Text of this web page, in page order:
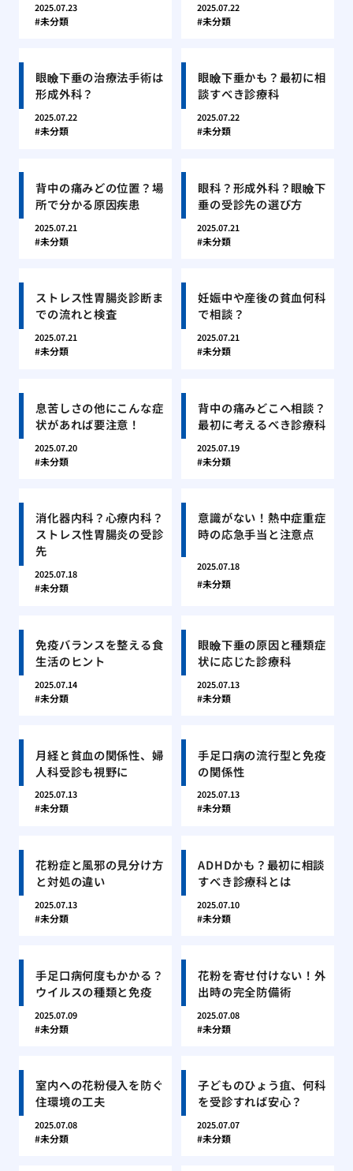
2025.07.23
未分類
2025.07.22
未分類
眼瞼下垂の治療法手術は
形成外科？
2025.07.22
未分類
眼瞼下垂かも？最初に相
談すべき診療科
2025.07.22
未分類
背中の痛みどの位置？場
所で分かる原因疾患
2025.07.21
未分類
眼科？形成外科？眼瞼下
垂の受診先の選び方
2025.07.21
未分類
ストレス性胃腸炎診断ま
での流れと検査
2025.07.21
未分類
妊娠中や産後の貧血何科
で相談？
2025.07.21
未分類
息苦しさの他にこんな症
状があれば要注意！
2025.07.20
未分類
背中の痛みどこへ相談？
最初に考えるべき診療科
2025.07.19
未分類
消化器内科？心療内科？
ストレス性胃腸炎の受診
先
2025.07.18
未分類
意識がない！熱中症重症
時の応急手当と注意点
2025.07.18
未分類
免疫バランスを整える食
生活のヒント
2025.07.14
未分類
眼瞼下垂の原因と種類症
状に応じた診療科
2025.07.13
未分類
月経と貧血の関係性、婦
人科受診も視野に
2025.07.13
未分類
手足口病の流行型と免疫
の関係性
2025.07.13
未分類
花粉症と風邪の見分け方
と対処の違い
2025.07.13
未分類
ADHDかも？最初に相談
すべき診療科とは
2025.07.10
未分類
手足口病何度もかかる？
ウイルスの種類と免疫
2025.07.09
未分類
花粉を寄せ付けない！外
出時の完全防備術
2025.07.08
未分類
室内への花粉侵入を防ぐ
住環境の工夫
2025.07.08
未分類
子どものひょう疽、何科
を受診すれば安心？
2025.07.07
未分類